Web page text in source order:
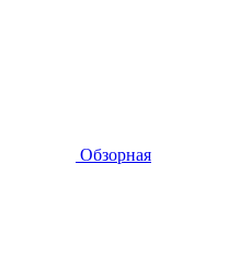
Обзорная